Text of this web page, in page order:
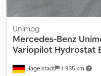
Hagelstadt 1 935 km
Unimog
Mercedes-Benz
Variopilot Hydrostat